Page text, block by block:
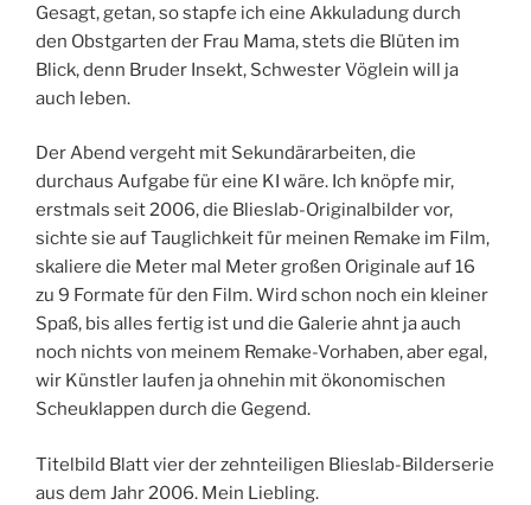
Gesagt, getan, so stapfe ich eine Akkuladung durch
den Obstgarten der Frau Mama, stets die Blüten im
Blick, denn Bruder Insekt, Schwester Vöglein will ja
auch leben.
Der Abend vergeht mit Sekundärarbeiten, die
durchaus Aufgabe für eine KI wäre. Ich knöpfe mir,
erstmals seit 2006, die Blieslab-Originalbilder vor,
sichte sie auf Tauglichkeit für meinen Remake im Film,
skaliere die Meter mal Meter großen Originale auf 16
zu 9 Formate für den Film. Wird schon noch ein kleiner
Spaß, bis alles fertig ist und die Galerie ahnt ja auch
noch nichts von meinem Remake-Vorhaben, aber egal,
wir Künstler laufen ja ohnehin mit ökonomischen
Scheuklappen durch die Gegend.
Titelbild Blatt vier der zehnteiligen Blieslab-Bilderserie
aus dem Jahr 2006. Mein Liebling.